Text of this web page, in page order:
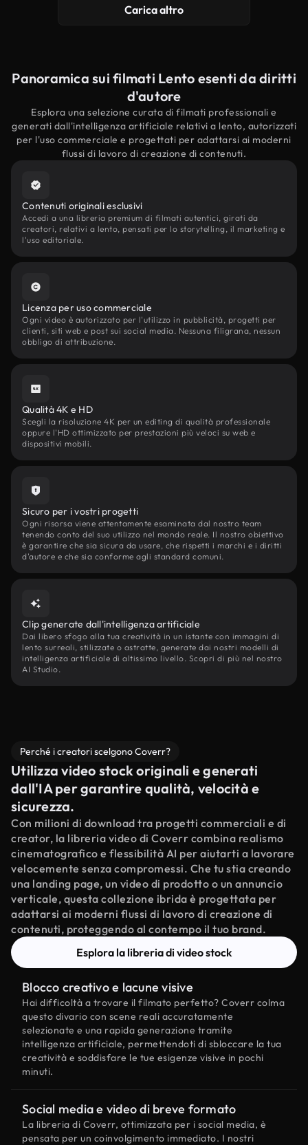
Carica altro
Panoramica sui filmati Lento esenti da diritti
d'autore
Esplora una selezione curata di filmati professionali e
generati dall'intelligenza artificiale relativi a lento, autorizzati
per l'uso commerciale e progettati per adattarsi ai moderni
flussi di lavoro di creazione di contenuti.
Contenuti originali esclusivi
Accedi a una libreria premium di filmati autentici, girati da
creatori, relativi a lento, pensati per lo storytelling, il marketing e
l'uso editoriale.
Licenza per uso commerciale
Ogni video è autorizzato per l'utilizzo in pubblicità, progetti per
clienti, siti web e post sui social media. Nessuna filigrana, nessun
obbligo di attribuzione.
Qualità 4K e HD
Scegli la risoluzione 4K per un editing di qualità professionale
oppure l'HD ottimizzato per prestazioni più veloci su web e
dispositivi mobili.
Sicuro per i vostri progetti
Ogni risorsa viene attentamente esaminata dal nostro team
tenendo conto del suo utilizzo nel mondo reale. Il nostro obiettivo
è garantire che sia sicura da usare, che rispetti i marchi e i diritti
d'autore e che sia conforme agli standard comuni.
Clip generate dall'intelligenza artificiale
Dai libero sfogo alla tua creatività in un istante con immagini di
lento surreali, stilizzate o astratte, generate dai nostri modelli di
intelligenza artificiale di altissimo livello. Scopri di più nel nostro
AI Studio.
Perché i creatori scelgono Coverr?
Utilizza video stock originali e generati
dall'IA per garantire qualità, velocità e
sicurezza.
Con milioni di download tra progetti commerciali e di
creator, la libreria video di Coverr combina realismo
cinematografico e flessibilità AI per aiutarti a lavorare
velocemente senza compromessi. Che tu stia creando
una landing page, un video di prodotto o un annuncio
verticale, questa collezione ibrida è progettata per
adattarsi ai moderni flussi di lavoro di creazione di
contenuti, proteggendo al contempo il tuo brand.
Esplora la libreria di video stock
Blocco creativo e lacune visive
Hai difficoltà a trovare il filmato perfetto? Coverr colma
questo divario con scene reali accuratamente
selezionate e una rapida generazione tramite
intelligenza artificiale, permettendoti di sbloccare la tua
creatività e soddisfare le tue esigenze visive in pochi
minuti.
Social media e video di breve formato
La libreria di Coverr, ottimizzata per i social media, è
pensata per un coinvolgimento immediato. I nostri